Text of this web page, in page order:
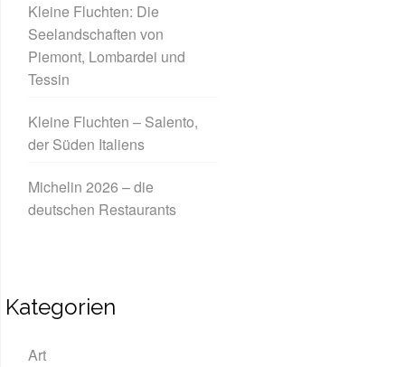
Kleine Fluchten: Die
Seelandschaften von
Piemont, Lombardei und
Tessin
Kleine Fluchten – Salento,
der Süden Italiens
Michelin 2026 – die
deutschen Restaurants
Kategorien
Art